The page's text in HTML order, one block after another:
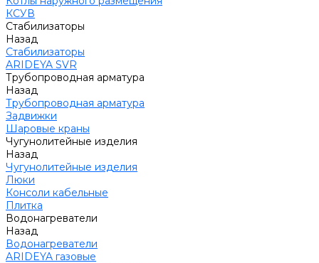
КСУВ
Стабилизаторы
Назад
Стабилизаторы
ARIDEYA SVR
Трубопроводная арматура
Назад
Трубопроводная арматура
Задвижки
Шаровые краны
Чугунолитейные изделия
Назад
Чугунолитейные изделия
Люки
Консоли кабельные
Плитка
Водонагреватели
Назад
Водонагреватели
ARIDEYA газовые